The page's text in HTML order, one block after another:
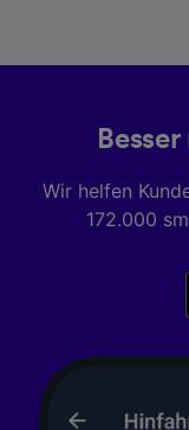
Wir helfen
172.000